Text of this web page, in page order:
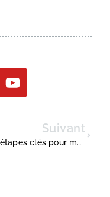
Suivant
Les étapes clés pour maîtriser la finance décentralisée